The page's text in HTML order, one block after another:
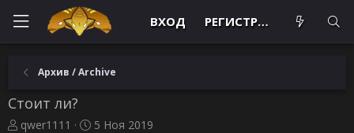
ВХОД РЕГИСТРАЦИЯ
Архив / Archive
Стоит ли?
А
qwer1111
Д
5 Ноя 2019